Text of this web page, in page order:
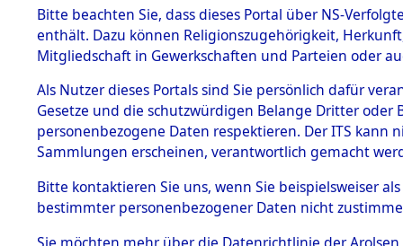
BESTÄNDE
1.
mente
5. Verschiedenes
5.3
Todesmärsche
5.3.1 Alliierte
Erhebungen
zu
Todesmärsch
en
auf dem
zur
Roding,
zwischen
Bitte beachten Sie, dass dieses Portal über NS-
enthält. Dazu können Religionszugehörigkeit,
Mitgliedschaft in Gewerkschaften und Parteien oder
Als Nutzer dieses Portals sind Sie persönlich dafür
Gesetze und die schutzwürdigen Belange Dritter
personenbezogene Daten respektieren. Der ITS
Sammlungen erscheinen, verantwortlich gemacht
Bitte kontaktieren Sie uns, wenn Sie beispielsweiser
bestimmter personenbezogener Daten nicht